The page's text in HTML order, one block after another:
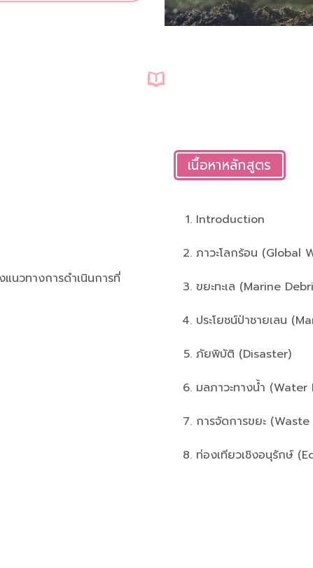
นวทางการดำเนินการที่
เนื้อหาหลักสูตร
Introduction
ภาวะโลกร้อน
ขยะทะเล (Marine
ประโยชน์ป่าชายเลน
ภัยพิบัติ (Disaster)
มลภาวะทางน้ำ
การจัดการขยะ
ท่องเทียวเชิงอนุรักษ์